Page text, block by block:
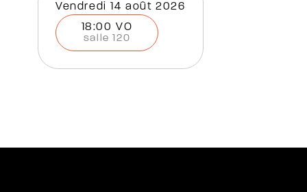
vendredi 14 août 2026
18:00 VO
salle 120